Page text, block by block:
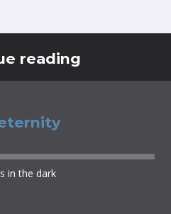
reading
in the dark